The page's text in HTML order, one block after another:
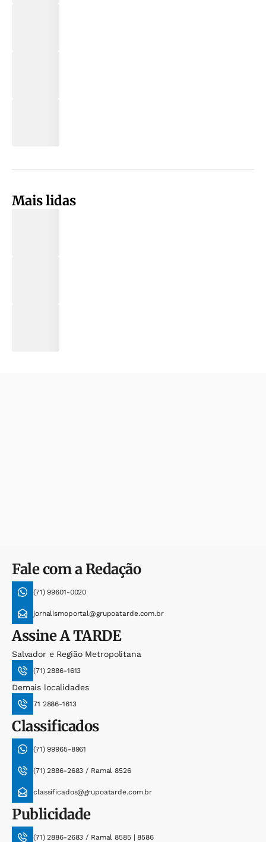
Mais lidas
Fale com a Redação
(71) 99601-0020
jornalismoportal@grupoatarde.com.br
AssineA TARDE
Salvador e Região Metropolitana
(71) 2886-1613
Demais localidades
71 2886-1613
Classificados
(71) 99965-8961
(71) 2886-2683 / Ramal 8526
classificados@grupoatarde.com.br
Publicidade
(71) 2886-2683 / Ramal 8585 | 8586